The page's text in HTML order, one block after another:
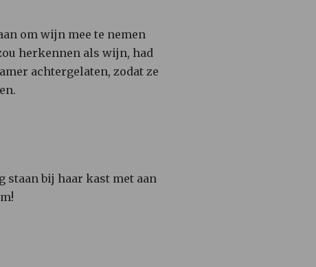
om wijn mee te nemen
herkennen als wijn, had
achtergelaten, zodat ze
staan bij haar kast met aan